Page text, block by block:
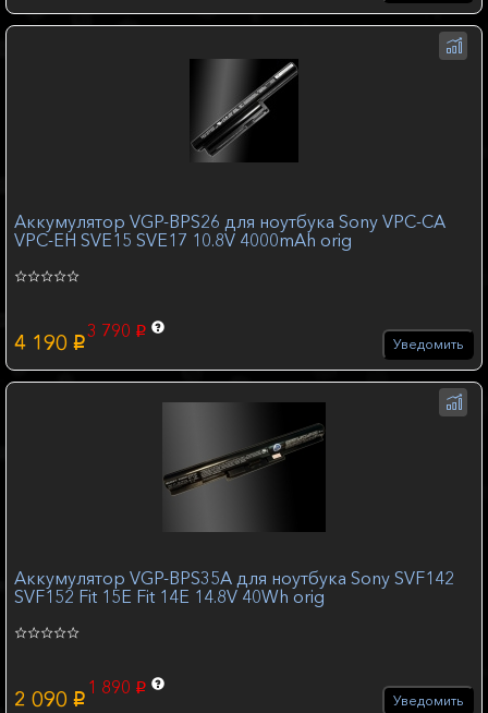
Аккумулятор VGP-BPS26 для ноутбука Sony VPC-CA
VPC-EH SVE15 SVE17 10.8V 4000mAh orig
4 190 p
3 790 p
Уведомить
Аккумулятор VGP-BPS35A для ноутбука Sony SVF142
SVF152 Fit 15E Fit 14E 14.8V 40Wh orig
2 090 p
1 890 p
Уведомить